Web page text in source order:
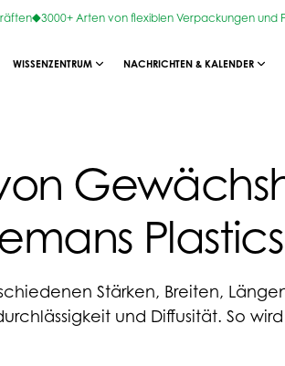
3000+ Arten von flexiblen Verpackungen und
WISSENZENTRUM NACHRICHTEN & KALENDER
Stärken, Breiten,
und Diffusität. So